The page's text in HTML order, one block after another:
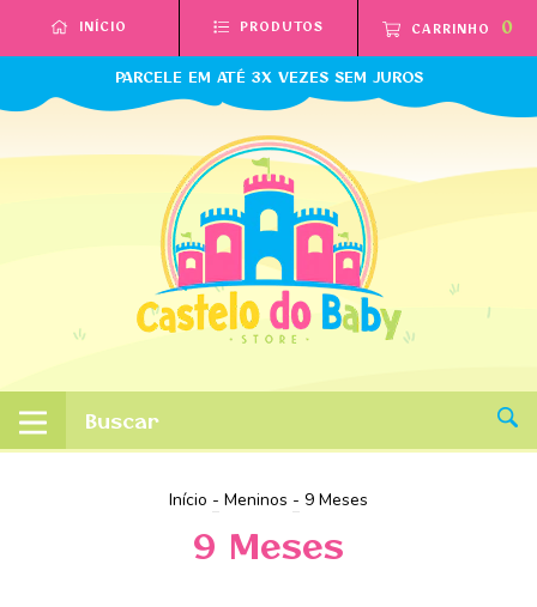
INÍCIO PRODUTOS CARRINHO 0
PARCELE EM ATÉ 3X VEZES SEM JUROS
Início - Meninos - 9 Meses
9 Meses